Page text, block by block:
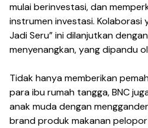
mulai berinvestasi, dan
instrumen investasi. Kolaborasi
Jadi Seru” ini dilanjutkan
menyenangkan, yang dipandu
Tidak hanya memberikan
para ibu rumah tangga, BNC
anak muda dengan
brand produk makanan